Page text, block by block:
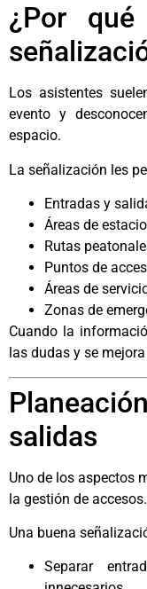
¿Por
Los asistentes
evento y
espacio.
La señalización les
Entradas y
Áreas de
Rutas
Puntos de
Áreas de
Zonas de
Cuando la
las dudas y se
salidas
Uno de los aspectos
la gestión de accesos.
Una buena
Separar